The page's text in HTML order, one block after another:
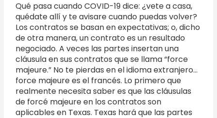
Qué pasa cuando COVID-19 dice: ¿vete a casa,
quédate allí y te avisare cuando puedas volver?
Los contratos se basan en expectativas; o, dicho
de otra manera, un contrato es un resultado
negociado. A veces las partes insertan una
cláusula en sus contratos que se llama “force
majeure.” No te pierdas en el idioma extranjero…
force majeure es el francés. Lo primero que
realmente necesita saber es que las cláusulas
de forcé majeure en los contratos son
aplicables en Texas. Texas hará que las partes